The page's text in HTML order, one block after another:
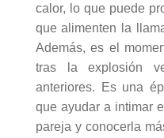
calor, lo que puede
que alimenten la
Además, es el
tras la explosión
anteriores. Es una
que ayudar a intimar
pareja y conocerla